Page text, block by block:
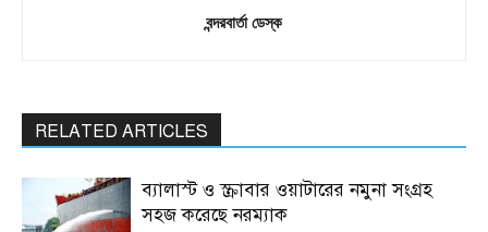
বন্দরবার্তা ডেস্ক
RELATED ARTICLES
ব্যালাস্ট ও স্ক্রাবার ওয়াটারের নমুনা সংগ্রহ
সহজ করেছে নরম্যাক